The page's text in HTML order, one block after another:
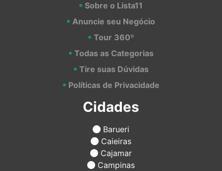
Sobre o Lista11
Anuncie seu Negócio
Tour 360º
Todas as Categorias
Tire suas Dúvidas
Políticas de Privacidade
Cidades
Barueri
Caieiras
Cajamar
Campinas